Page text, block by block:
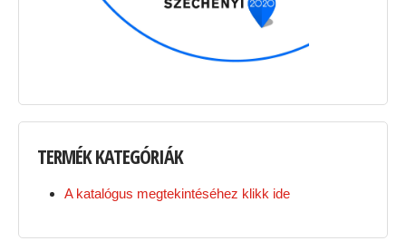
TERMÉKKATEGÓRIÁK
A katalógus megtekintéséhez klikk ide